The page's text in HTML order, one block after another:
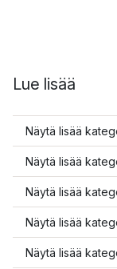
Lue lisää
Näytä lisää
Näytä lisää
Näytä lisää
Näytä lisää
Näytä lisää